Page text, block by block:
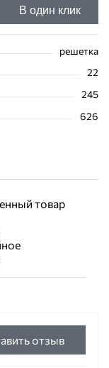
В один клик
решетка
22
245
626
товар
отзыв